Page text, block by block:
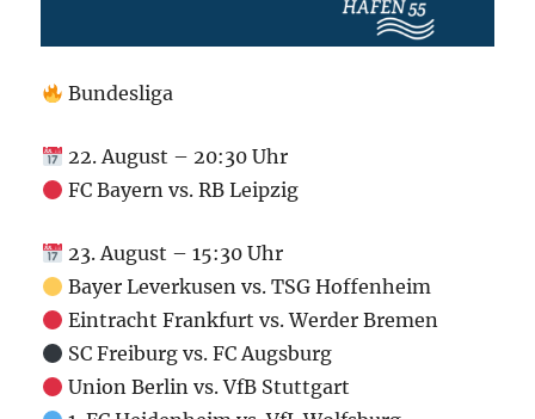
Bundesliga
22. August – 20:30 Uhr
FC Bayern vs. RB Leipzig
23. August – 15:30 Uhr
Bayer Leverkusen vs. TSG Hoffenheim
Eintracht Frankfurt vs. Werder Bremen
SC Freiburg vs. FC Augsburg
Union Berlin vs. VfB Stuttgart